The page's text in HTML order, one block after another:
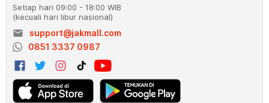
Setiap hari 09:00 - 18:00 WIB
(kecuali hari libur nasional)
email
support@jakmall.com
0851 3337 0987